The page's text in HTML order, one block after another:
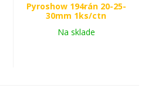
Pyroshow 194rán 20-25-
30mm 1ks/ctn
Na sklade